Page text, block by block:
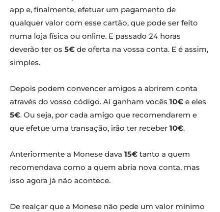
app e, finalmente, efetuar um pagamento de
qualquer valor com esse cartão, que pode ser feito
numa loja física ou online. E passado 24 horas
deverão ter os 5€ de oferta na vossa conta. E é assim,
simples.
Depois podem convencer amigos a abrirem conta
através do vosso código. Aí ganham vocês 10€ e eles
5€. Ou seja, por cada amigo que recomendarem e
que efetue uma transação, irão ter receber 10€.
Anteriormente a Monese dava 15€ tanto a quem
recomendava como a quem abria nova conta, mas
isso agora já não acontece.
De realçar que a Monese não pede um valor mínimo